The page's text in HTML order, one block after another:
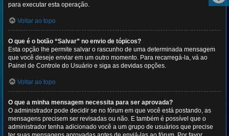
para executar esta operação.
Voltar ao topo
O que é o botão “Salvar” no envio de tópicos?
Esta opção lhe permite salvar o rascunho de uma determinada mensagem
que você deseje enviar em um outro momento. Para recarregá-la, vá ao
Painel de Controle do Usuário e siga as devidas opções.
Voltar ao topo
O que a minha mensagem necessita para ser aprovada?
O administrador pode decidir se no fórum em que você está postando, as
mensagens precisem ser revisadas ou não. E também é possível que o
administrador tenha adicionado você a um grupo de usuários que precise